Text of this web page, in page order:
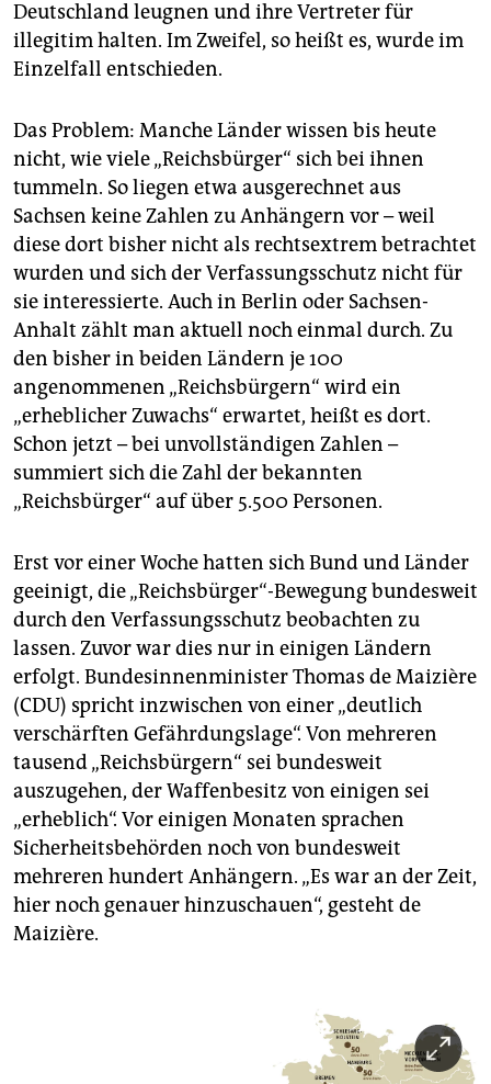
Deutschland leugnen und ihre Vertreter für
illegitim halten. Im Zweifel, so heißt es, wurde im
Einzelfall entschieden.
Das Problem: Manche Länder wissen bis heute
nicht, wie viele „Reichsbürger“ sich bei ihnen
tummeln. So liegen etwa ausgerechnet aus
Sachsen keine Zahlen zu Anhängern vor – weil
diese dort bisher nicht als rechtsextrem betrachtet
wurden und sich der Verfassungsschutz nicht für
sie interessierte. Auch in Berlin oder Sachsen-
Anhalt zählt man aktuell noch einmal durch. Zu
den bisher in beiden Ländern je 100
angenommenen „Reichsbürgern“ wird ein
„erheblicher Zuwachs“ erwartet, heißt es dort.
Schon jetzt – bei unvollständigen Zahlen –
summiert sich die Zahl der bekannten
„Reichsbürger“ auf über 5.500 Personen.
Erst vor einer Woche hatten sich Bund und Länder
geeinigt, die „Reichsbürger“-Bewegung bundesweit
durch den Verfassungsschutz beobachten zu
lassen. Zuvor war dies nur in einigen Ländern
erfolgt. Bundesinnenminister Thomas de Maizière
(CDU) spricht inzwischen von einer „deutlich
verschärften Gefährdungslage“. Von mehreren
tausend „Reichsbürgern“ sei bundesweit
auszugehen, der Waffenbesitz von einigen sei
„erheblich“. Vor einigen Monaten sprachen
Sicherheitsbehörden noch von bundesweit
mehreren hundert Anhängern. „Es war an der Zeit,
hier noch genauer hinzuschauen“, gesteht de
Maizière.